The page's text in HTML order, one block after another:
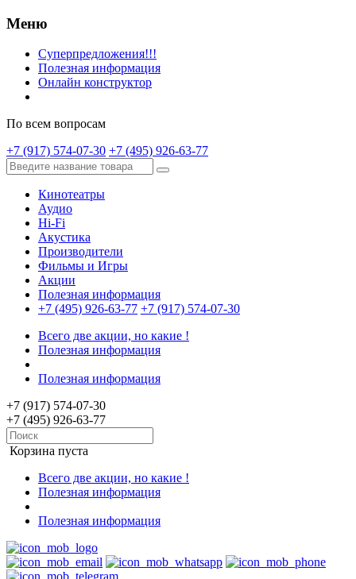
Меню
Суперпредложения!!!
Полезная информация
Онлайн конструктор
По всем вопросам
+7 (917) 574-07-30 +7 (495) 926-63-77
Кинотеатры
Аудио
Hi-Fi
Акустика
Производители
Фильмы и Игры
Акции
Полезная информация
+7 (495) 926-63-77 +7 (917) 574-07-30
Всего две акции, но какие !
Полезная информация
Полезная информация
+7 (917) 574-07-30
+7 (495) 926-63-77
Корзина пуста
Всего две акции, но какие !
Полезная информация
Полезная информация